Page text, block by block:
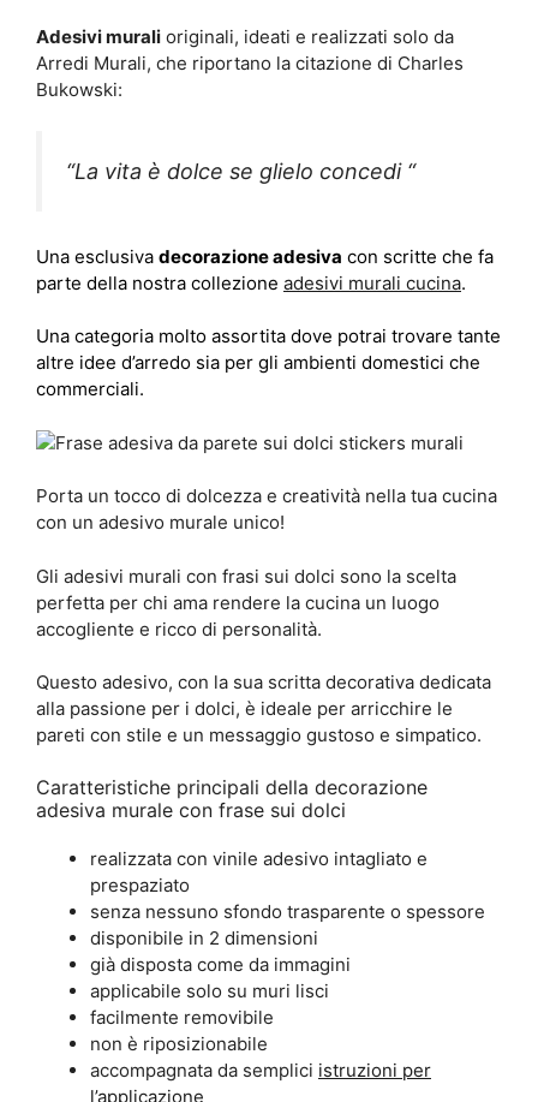
Adesivi murali originali, ideati e realizzati solo da
Arredi Murali, che riportano la citazione di Charles
Bukowski:
“La vita è dolce se glielo concedi“
Una esclusiva decorazione adesiva con scritte che fa
parte della nostra collezione adesivi murali cucina.
Una categoria molto assortita dove potrai trovare tante
altre idee d’arredo sia per gli ambienti domestici che
commerciali.
Porta un tocco di dolcezza e creatività nella tua cucina
con un adesivo murale unico!
Gli adesivi murali con frasi sui dolci sono la scelta
perfetta per chi ama rendere la cucina un luogo
accogliente e ricco di personalità.
Questo adesivo, con la sua scritta decorativa dedicata
alla passione per i dolci, è ideale per arricchire le
pareti con stile e un messaggio gustoso e simpatico.
Caratteristiche principali della decorazione
adesiva murale con frase sui dolci
realizzata con vinile adesivo intagliato e
prespaziato
senza nessuno sfondo trasparente o spessore
disponibile in 2 dimensioni
già disposta come da immagini
applicabile solo su muri lisci
facilmente removibile
non è riposizionabile
accompagnata da semplici istruzioni per
l’applicazione